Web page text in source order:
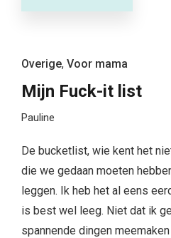
Overige, Voor mama
Mijn Fuck-it list
Pauline
De bucketlist, wie kent het
die we gedaan moeten
leggen. Ik heb het al eens
is best wel leeg. Niet dat ik
spannende dingen